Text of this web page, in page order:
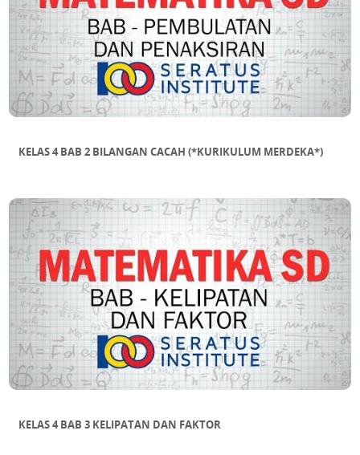
KELAS 4 BAB 2 BILANGAN CACAH (*KURIKULUM MERDEKA*)
KELAS 4 BAB 3 KELIPATAN DAN FAKTOR